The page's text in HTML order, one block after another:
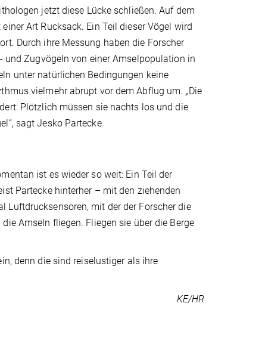
jetzt diese Lücke schließen. Auf dem
Art Rucksack. Ein Teil dieser Vögel wird
Durch ihre Messung haben die Forscher
Zugvögeln von einer Amselpopulation in
unter natürlichen Bedingungen keine
vielmehr abrupt vor dem Abflug um. „Die
Plötzlich müssen sie nachts los und die
sagt Jesko Partecke.
ist es wieder so weit: Ein Teil der
Partecke hinterher – mit den ziehenden
Luftdrucksensoren, mit der der Forscher die
Amseln fliegen. Fliegen sie über die Berge
denn die sind reiselustiger als ihre
KE/HR